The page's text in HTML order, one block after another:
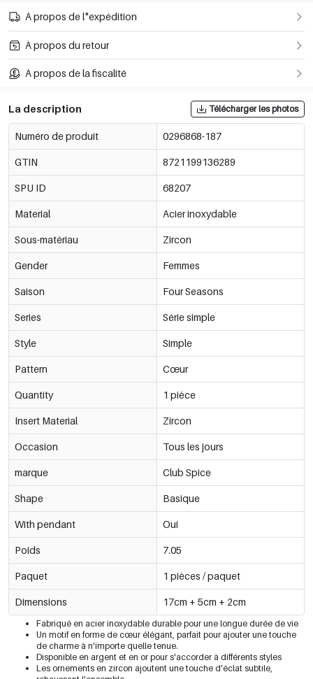
À propos de l"expédition
À propos du retour
À propos de la fiscalité
La description Télécharger les photos
Numéro de produit 0296868-187
GTIN 8721199136289
SPU ID 68207
Material Acier inoxydable
Sous-matériau Zircon
Gender Femmes
Saison Four Seasons
Series Série simple
Style Simple
Pattern Cœur
Quantity 1 pièce
Insert Material Zircon
Occasion Tous les jours
marque Club Spice
Shape Basique
With pendant Oui
Poids 7.05
Paquet 1 pièces / paquet
Dimensions 17cm + 5cm + 2cm
Fabriqué en acier inoxydable durable pour une longue durée de vie
Un motif en forme de cœur élégant, parfait pour ajouter une touche
de charme à n'importe quelle tenue.
Disponible en argent et en or pour s'accorder à différents styles
Les ornements en zircon ajoutent une touche d'éclat subtile,